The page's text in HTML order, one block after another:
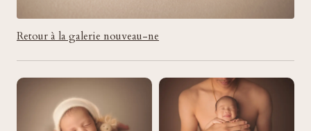
Retour à la galerie nouveau-ne